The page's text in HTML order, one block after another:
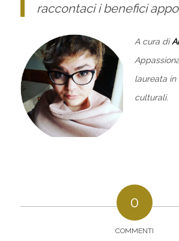
raccontaci i benefici
A cura di
laureata in
culturali.
0
COMMENTI